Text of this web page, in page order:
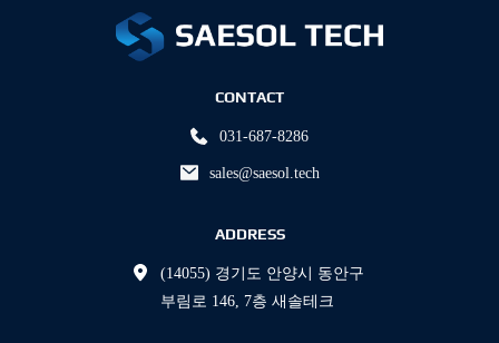
CONTACT
031-687-8286
sales@saesol.tech
ADDRESS
(14055) 경기도 안양시 동안구
부림로 146, 7층 새솔테크